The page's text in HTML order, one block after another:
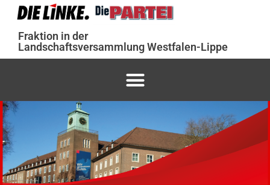
Fraktion in der
Landschaftsversammlung Westfalen-Lippe